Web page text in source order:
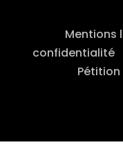
Mentions
confidentialité–